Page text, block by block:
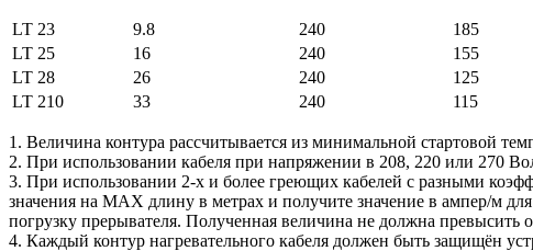
LT 23 9.8 240 185
LT 25
16 240 155
LT 28
26 240 125
LT 210
33 240 115
1. Величина контура рассчитывается из минимальной стартовой
2. При использовании кабеля при напряжении в 208, 220 или 270
3. При использовании 2-х и более греющих кабелей с разными
значения на МАХ длину в метрах и получите значение в ампер/м
погрузку прерывателя. Полученная величина не должна превысить
4. Каждый контур нагревательного кабеля должен быть защищён